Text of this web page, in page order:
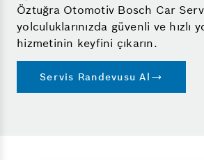
Öztuğra Otomotiv Bosch Car
yolculuklarınızda güvenli ve hızlı
hizmetinin keyfini çıkarın.
Servis Randevusu Al